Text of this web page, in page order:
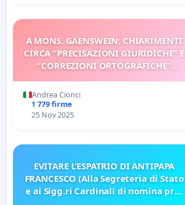
A MONS. GAENSWEIN: CHIARIMENTI
CIRCA “PRECISAZIONI GIURIDICHE” E
“CORREZIONI ORTOGRAFICHE”
DECLARATIO
Andrea Cionci
1 779 firme
25 Nov 2025
EVITARE L’ESPATRIO DI ANTIPAPA
FRANCESCO (Alla Segreteria di Stato
e ai Sigg.ri Cardinali di nomina pre-